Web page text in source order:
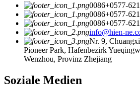
0086+0577-
0086+0577-
0086+0577-
info@hien-
Nr. 9,
Pioneer Park, Hafenbezirk
Wenzhou, Provinz Zhejiang
Soziale Medien